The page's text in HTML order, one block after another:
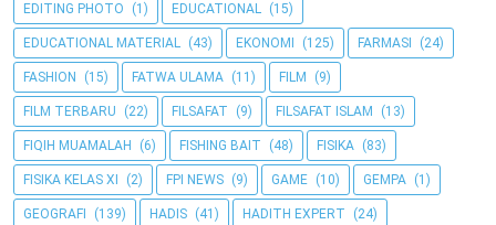
EDITING PHOTO (1) EDUCATIONAL (15)
EDUCATIONAL MATERIAL (43) EKONOMI (125) FARMASI (24)
FASHION (15) FATWA ULAMA (11) FILM (9)
FILM TERBARU (22) FILSAFAT (9) FILSAFAT ISLAM (13)
FIQIH MUAMALAH (6) FISHING BAIT (48) FISIKA (83)
FISIKA KELAS XI (2) FPI NEWS (9) GAME (10) GEMPA (1)
GEOGRAFI (139) HADIS (41) HADITH EXPERT (24)